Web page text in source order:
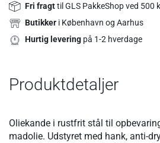
Fri fragttil GLS PakkeShop ved 500
Butikker i København og Aarhus
Hurtig levering på 1-2 hverdage
Produktdetaljer
Oliekande i rustfrit stål til
madolie. Udstyret med hank, anti-